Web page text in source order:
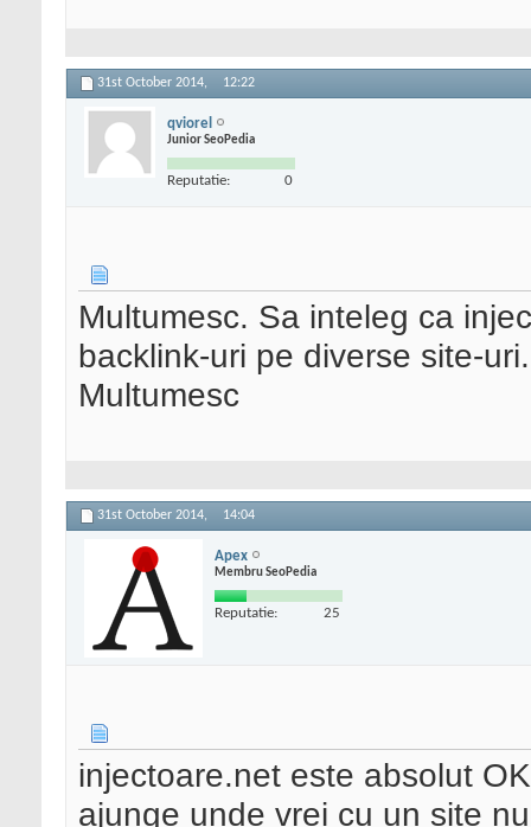
31st October 2014, 12:22
qviorel
Junior SeoPedia
Reputatie: 0
Multumesc. Sa inteleg ca
backlink-uri pe diverse site-
Multumesc
31st October 2014, 14:04
Apex
Membru SeoPedia
Reputatie: 25
injectoare.net este absolut
ajunge unde vrei cu un site